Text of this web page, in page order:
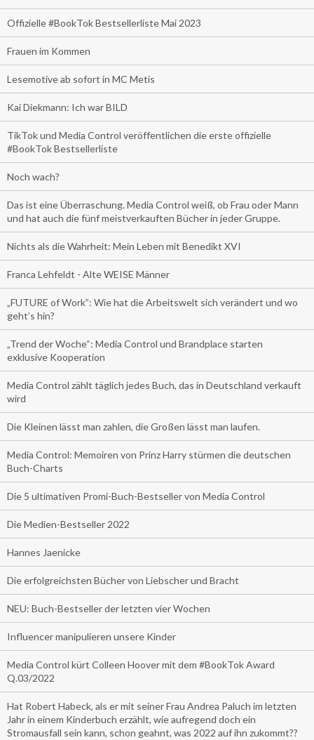
Offizielle #BookTok Bestsellerliste Mai 2023
Frauen im Kommen
Lesemotive ab sofort in MC Metis
Kai Diekmann: Ich war BILD
TikTok und Media Control veröffentlichen die erste offizielle
#BookTok Bestsellerliste
Noch wach?
Das ist eine Überraschung. Media Control weiß, ob Frau oder Mann
und hat auch die fünf meistverkauften Bücher in jeder Gruppe.
Nichts als die Wahrheit: Mein Leben mit Benedikt XVI
Franca Lehfeldt - Alte WEISE Männer
„FUTURE of Work”: Wie hat die Arbeitswelt sich verändert und wo
geht’s hin?
„Trend der Woche“: Media Control und Brandplace starten
exklusive Kooperation
Media Control zählt täglich jedes Buch, das in Deutschland verkauft
wird
Die Kleinen lässt man zahlen, die Großen lässt man laufen.
Media Control: Memoiren von Prinz Harry stürmen die deutschen
Buch-Charts
Die 5 ultimativen Promi-Buch-Bestseller von Media Control
Die Medien-Bestseller 2022
Hannes Jaenicke
Die erfolgreichsten Bücher von Liebscher und Bracht
NEU: Buch-Bestseller der letzten vier Wochen
Influencer manipulieren unsere Kinder
Media Control kürt Colleen Hoover mit dem #BookTok Award
Q.03/2022
Hat Robert Habeck, als er mit seiner Frau Andrea Paluch im letzten
Jahr in einem Kinderbuch erzählt, wie aufregend doch ein
Stromausfall sein kann, schon geahnt, was 2022 auf ihn zukommt??